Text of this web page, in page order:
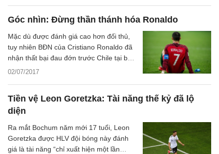
Góc nhìn: Đừng thần thánh hóa Ronaldo
02/07/2017
Mặc dù được đánh giá cao hơn đối thủ,
tuy nhiên BĐN của Cristiano Ronaldo đã
nhận thất bại đau đớn trước Chile tại bán
kết Confed Cup 2017 vừa qua. Và người
Tiền vệ Leon Goretzka: Tài năng thế kỷ đã lộ
diện
Ra mắt Bochum năm mới 17 tuổi, Leon
Goretzka được HLV đội bóng này đánh
giá là tài năng “chỉ xuất hiện một lần